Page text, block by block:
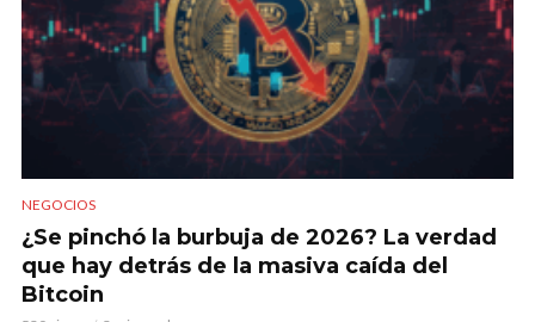
NEGOCIOS
¿Se pinchó la burbuja de 2026? La verdad
que hay detrás de la masiva caída del
Bitcoin